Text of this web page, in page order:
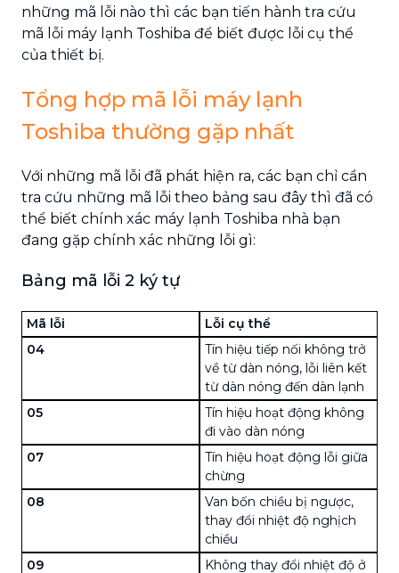
những mã lỗi nào thì các bạn tiến hành tra cứu
mã lỗi máy lạnh Toshiba để biết được lỗi cụ thể
của thiết bị.
Tổng hợp mã lỗi máy lạnh
Toshiba thường gặp nhất
Với những mã lỗi đã phát hiện ra, các bạn chỉ cần
tra cứu những mã lỗi theo bảng sau đây thì đã có
thể biết chính xác máy lạnh Toshiba nhà bạn
đang gặp chính xác những lỗi gì:
Bảng mã lỗi 2 ký tự
Mã lỗi
Lỗi cụ thể
04
Tín hiệu tiếp nối không trở
về từ dàn nóng, lỗi liên kết
từ dàn nóng đến dàn lạnh
05
Tín hiệu hoạt động không
đi vào dàn nóng
07
Tín hiệu hoạt động lỗi giữa
chừng
08
Van bốn chiều bị ngược,
thay đổi nhiệt độ nghịch
chiều
09
Không thay đổi nhiệt độ ở